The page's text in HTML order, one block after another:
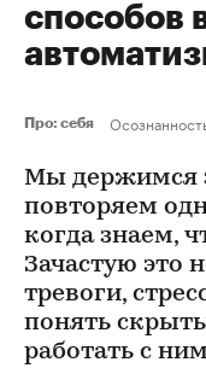
способов
Про: себя
Мы держимся
повторяем
когда знаем,
Зачастую это
тревоги,
понять
работать с